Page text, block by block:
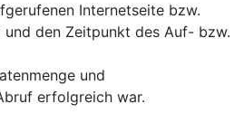
Internetseite bzw.
und den Zeitpunkt des Auf- bzw.
und
erfolgreich war.